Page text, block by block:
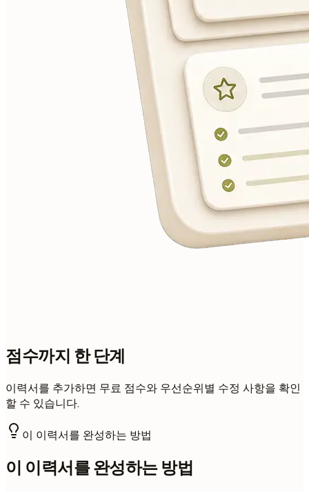
점수까지 한 단계
이력서를 추가하면 무료 점수와 우선순위별 수정 사항을 확인
할 수 있습니다.
이 이력서를 완성하는 방법
이 이력서를 완성하는 방법